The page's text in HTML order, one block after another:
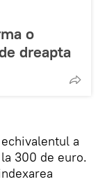
o
dreapta
a
300 de euro.